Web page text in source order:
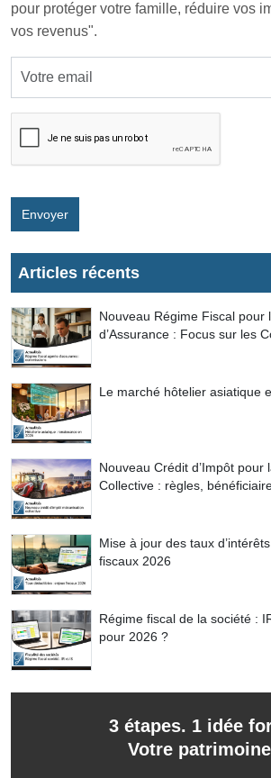
pour protéger votre famille, réduire vos
vos revenus".
Envoyer
Articles récents
Nouveau Régime Fiscal pour
d’Assurance : Focus sur les
Le marché hôtelier asiatique
Nouveau Crédit d’Impôt pour
Collective : règles,
Mise à jour des taux
fiscaux 2026
Régime fiscal de la société :
pour 2026 ?
3 étapes. 1 idée
Votre